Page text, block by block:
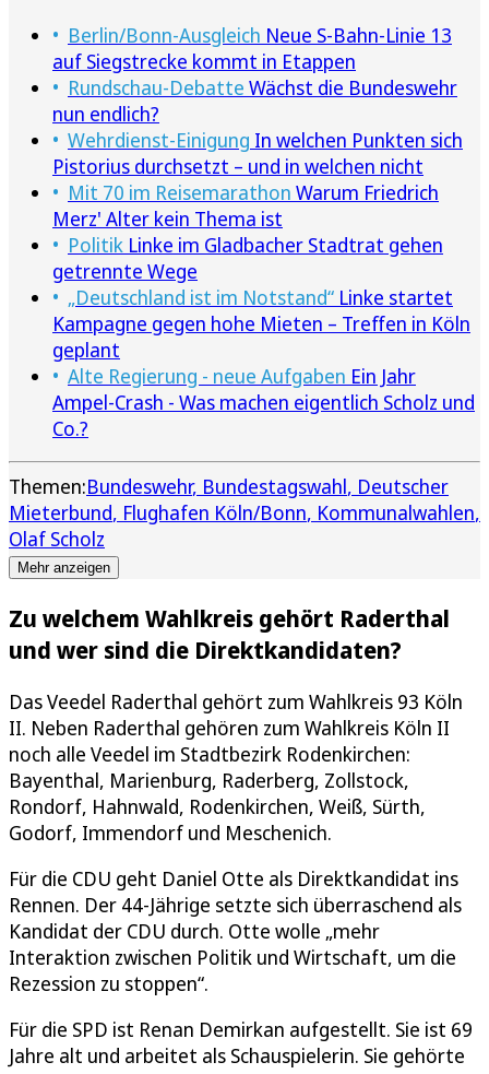
Berlin/Bonn-Ausgleich Neue S-Bahn-Linie 13
auf Siegstrecke kommt in Etappen
Rundschau-Debatte Wächst die Bundeswehr
nun endlich?
Wehrdienst-Einigung In welchen Punkten sich
Pistorius durchsetzt – und in welchen nicht
Mit 70 im Reisemarathon Warum Friedrich
Merz' Alter kein Thema ist
Politik Linke im Gladbacher Stadtrat gehen
getrennte Wege
„Deutschland ist im Notstand“ Linke startet
Kampagne gegen hohe Mieten – Treffen in Köln
geplant
Alte Regierung - neue Aufgaben Ein Jahr
Ampel-Crash - Was machen eigentlich Scholz und
Co.?
Themen:Bundeswehr Bundestagswahl Deutscher
Mieterbund Flughafen Köln/Bonn Kommunalwahlen
Olaf Scholz
Mehr anzeigen
Zu welchem Wahlkreis gehört Raderthal
und wer sind die Direktkandidaten?
Das Veedel Raderthal gehört zum Wahlkreis 93 Köln
II. Neben Raderthal gehören zum Wahlkreis Köln II
noch alle Veedel im Stadtbezirk Rodenkirchen:
Bayenthal, Marienburg, Raderberg, Zollstock,
Rondorf, Hahnwald, Rodenkirchen, Weiß, Sürth,
Godorf, Immendorf und Meschenich.
Für die CDU geht Daniel Otte als Direktkandidat ins
Rennen. Der 44-Jährige setzte sich überraschend als
Kandidat der CDU durch. Otte wolle „mehr
Interaktion zwischen Politik und Wirtschaft, um die
Rezession zu stoppen“.
Für die SPD ist Renan Demirkan aufgestellt. Sie ist 69
Jahre alt und arbeitet als Schauspielerin. Sie gehörte